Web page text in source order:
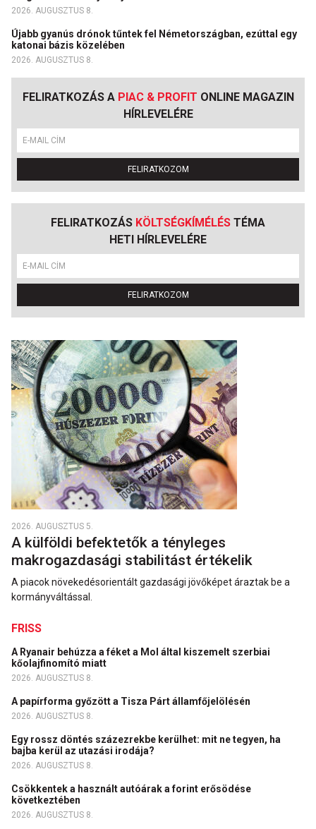
2026. AUGUSZTUS 8.
Újabb gyanús drónok tűntek fel Németországban, ezúttal egy
katonai bázis közelében
2026. AUGUSZTUS 8.
FELIRATKOZÁS A PIAC & PROFIT ONLINE MAGAZIN
HÍRLEVELÉRE
FELIRATKOZOM
FELIRATKOZÁS KÖLTSÉGKÍMÉLÉS TÉMA
HETI HÍRLEVELÉRE
FELIRATKOZOM
2026. AUGUSZTUS 5.
A külföldi befektetők a tényleges
makrogazdasági stabilitást értékelik
A piacok növekedésorientált gazdasági jövőképet áraztak be a
kormányváltással.
FRISS
A Ryanair behúzza a féket a Mol által kiszemelt szerbiai
kőolajfinomító miatt
2026. AUGUSZTUS 8.
A papírforma győzött a Tisza Párt államfőjelölésén
2026. AUGUSZTUS 8.
Egy rossz döntés százezrekbe kerülhet: mit ne tegyen, ha
bajba kerül az utazási irodája?
2026. AUGUSZTUS 8.
Csökkentek a használt autóárak a forint erősödése
következtében
2026. AUGUSZTUS 8.